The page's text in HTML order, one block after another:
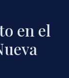
en el